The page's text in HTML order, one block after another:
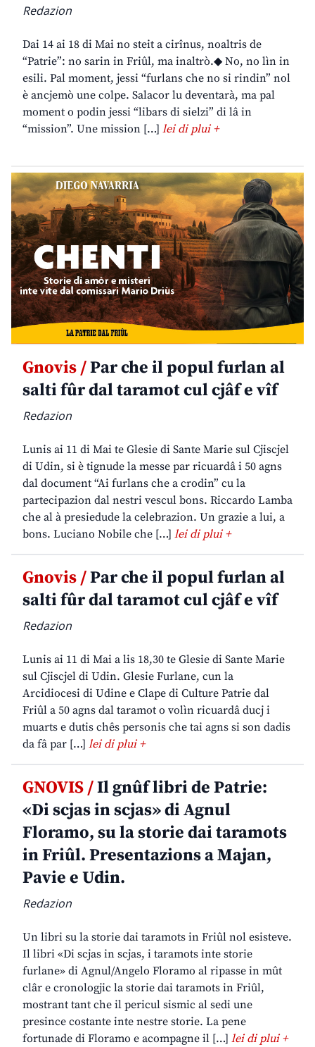
Redazion
Dai 14 ai 18 di Mai no steit a cirînus, noaltris de
“Patrie”: no sarin in Friûl, ma inaltrò.◆ No, no lìn in
esili. Pal moment, jessi “furlans che no si rindin” nol
è ancjemò une colpe. Salacor lu deventarà, ma pal
moment o podin jessi “libars di sielzi” di lâ in
“mission”. Une mission […] lei di plui +
Gnovis /Par che il popul furlan al
salti fûr dal taramot cul cjâf e vîf
Redazion
Lunis ai 11 di Mai te Glesie di Sante Marie sul Cjiscjel
di Udin, si è tignude la messe par ricuardâ i 50 agns
dal document “Ai furlans che a crodin” cu la
partecipazion dal nestri vescul bons. Riccardo Lamba
che al à presiedude la celebrazion. Un grazie a lui, a
bons. Luciano Nobile che […] lei di plui +
Gnovis /Par che il popul furlan al
salti fûr dal taramot cul cjâf e vîf
Redazion
Lunis ai 11 di Mai a lis 18,30 te Glesie di Sante Marie
sul Cjiscjel di Udin. Glesie Furlane, cun la
Arcidiocesi di Udine e Clape di Culture Patrie dal
Friûl a 50 agns dal taramot o volìn ricuardâ ducj i
muarts e dutis chês personis che tai agns si son dadis
da fâ par […] lei di plui +
GNOVIS /Il gnûf libri de Patrie:
«Di scjas in scjas» di Agnul
Floramo, su la storie dai taramots
in Friûl. Presentazions a Majan,
Pavie e Udin.
Redazion
Un libri su la storie dai taramots in Friûl nol esisteve.
Il libri «Di scjas in scjas, i taramots inte storie
furlane» di Agnul/Angelo Floramo al ripasse in mût
clâr e cronologjic la storie dai taramots in Friûl,
mostrant tant che il pericul sismic al sedi une
presince costante inte nestre storie. La pene
fortunade di Floramo e acompagne il […] lei di plui +